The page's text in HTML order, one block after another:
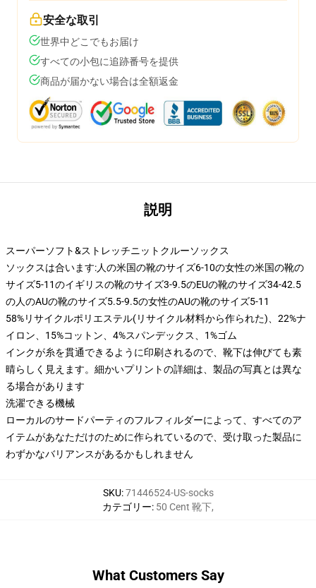
安全な取引
世界中どこでもお届け
すべての小包に追跡番号を提供
商品が届かない場合は全額返金
説明
スーパーソフト&ストレッチニットクルーソックス
ソックスは合います:人の米国の靴のサイズ6-10の女性の米国の靴の
サイズ5-11のイギリスの靴のサイズ3-9.5のEUの靴のサイズ34-42.5
の人のAUの靴のサイズ5.5-9.5の女性のAUの靴のサイズ5-11
58%リサイクルポリエステル(リサイクル材料から作られた)、22%ナ
イロン、15%コットン、4%スパンデックス、1%ゴム
インクが糸を貫通できるように印刷されるので、靴下は伸びても素
晴らしく見えます。細かいプリントの詳細は、製品の写真とは異な
る場合があります
洗濯できる機械
ローカルのサードパーティのフルフィルダーによって、すべてのア
イテムがあなただけのために作られているので、受け取った製品に
わずかなバリアンスがあるかもしれません
SKU:71446524-US-socks
カテゴリー: 50 Cent 靴下,
What Customers Say